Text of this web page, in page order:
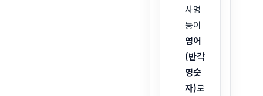
사명
등이
영어
(반각
영숫
자)로